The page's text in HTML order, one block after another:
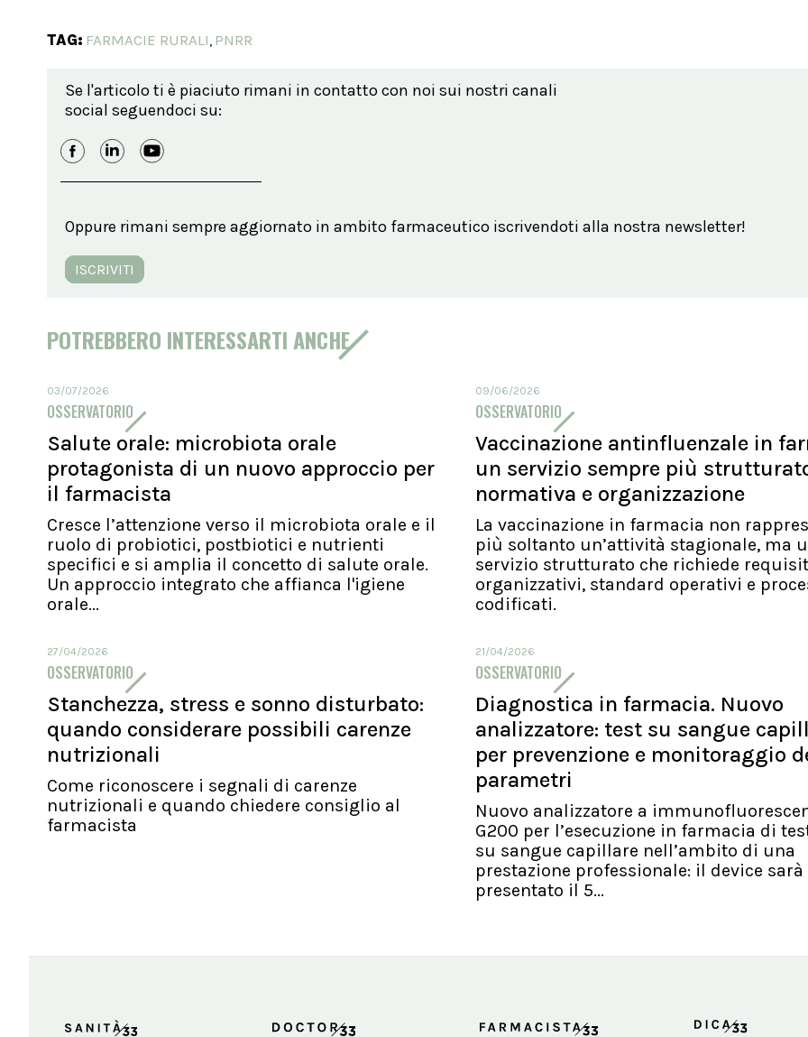
TAG: FARMACIE RURALI, PNRR
Se l'articolo ti è piaciuto rimani in contatto con noi sui nostri canali
social seguendoci su:
Oppure rimani sempre aggiornato in ambito farmaceutico iscrivendoti alla nostra newsletter!
ISCRIVITI
POTREBBERO INTERESSARTI ANCHE
03/07/2026
OSSERVATORIO
Salute orale: microbiota orale
protagonista di un nuovo approccio per
il farmacista
Cresce l’attenzione verso il microbiota orale e il
ruolo di probiotici, postbiotici e nutrienti
specifici e si amplia il concetto di salute orale.
Un approccio integrato che affianca l'igiene
orale...
09/06/2026
OSSERVATORIO
Vaccinazione antinfluenzale in
un servizio sempre più
normativa e organizzazione
La vaccinazione in farmacia non
più soltanto un’attività stagionale, ma
servizio strutturato che richiede
organizzativi, standard operativi e
codificati.
27/04/2026
OSSERVATORIO
Stanchezza, stress e sonno disturbato:
quando considerare possibili carenze
nutrizionali
Come riconoscere i segnali di carenze
nutrizionali e quando chiedere consiglio al
farmacista
21/04/2026
OSSERVATORIO
Diagnostica in farmacia. Nuovo
analizzatore: test su sangue
per prevenzione e monitoraggio
parametri
Nuovo analizzatore a
G200 per l’esecuzione in farmacia di
su sangue capillare nell’ambito di una
prestazione professionale: il device sarà
presentato il 5...